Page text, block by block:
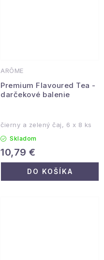
ARÔME
Premium Flavoured Tea -
darčekové balenie
čierny a zelený čaj, 6 x 8 ks
Skladom
10,79 €
DO KOŠÍKA